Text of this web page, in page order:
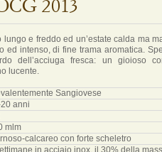
2013
e freddo ed un’estate calda ma
ed intenso, di fine trama aromatica.
dell’acciuga fresca: un gioioso
lucente.
Sangiovese
anni
mlm
calcareo con forte scheletro
in acciaio inox, il 30% della